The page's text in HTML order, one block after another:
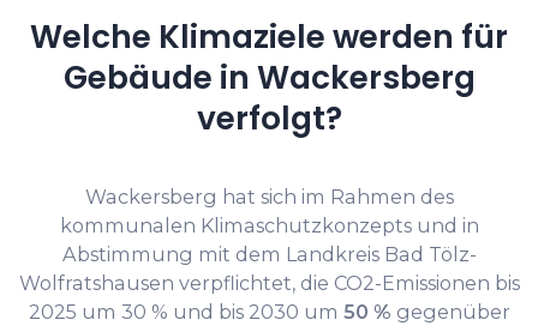
Welche Klimaziele werden für
Gebäude in Wackersberg
verfolgt?
Wackersberg hat sich im Rahmen des
kommunalen Klimaschutzkonzepts und in
Abstimmung mit dem Landkreis Bad Tölz-
Wolfratshausen verpflichtet, die CO2-Emissionen bis
2025 um 30 % und bis 2030 um 50 % gegenüber